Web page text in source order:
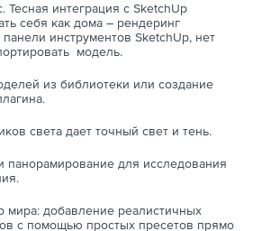
Тесная интеграция с SketchUp
себя как дома – рендеринг
инструментов SketchUp, нет
модель.
из библиотеки или создание
света дает точный свет и тень.
панорамирование для исследования
мира: добавление реалистичных
с помощью простых пресетов прямо